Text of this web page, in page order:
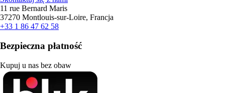
11 rue Bernard Maris
37270 Montlouis-sur-Loire, Francja
+33 1 86 47 62 58
Bezpieczna płatność
Kupuj u nas bez obaw